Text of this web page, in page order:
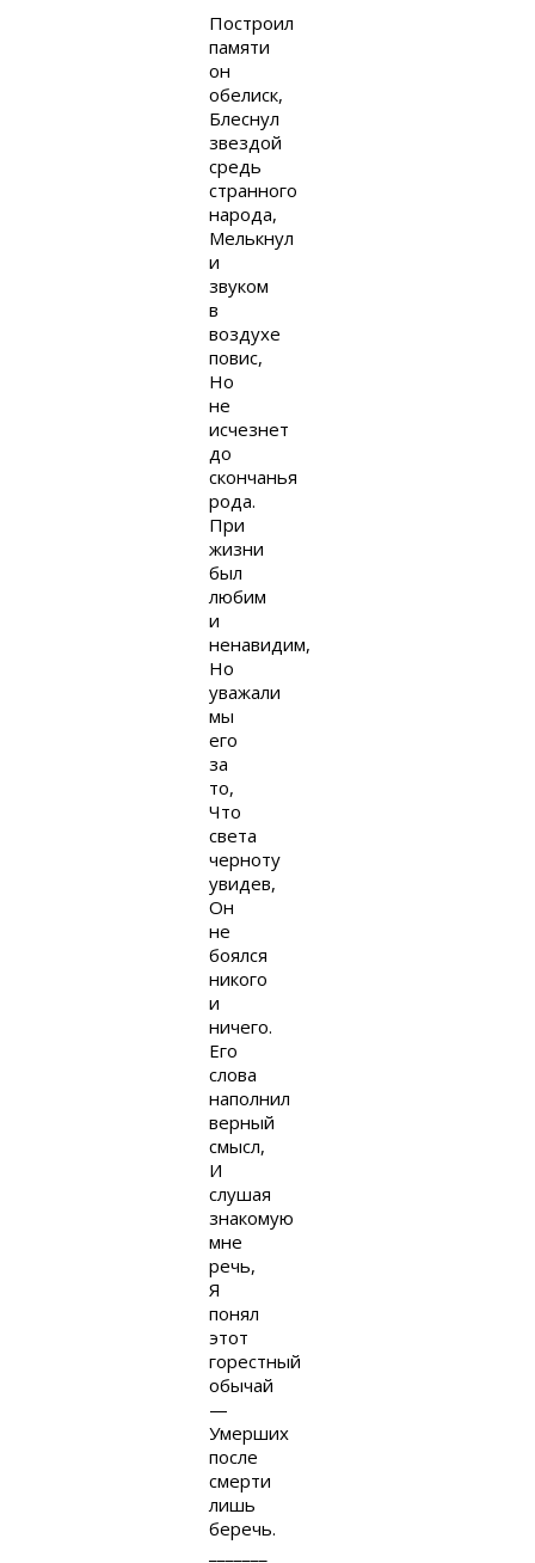
Построил
памяти
он
обелиск,
Блеснул
звездой
средь
странного
народа,
Мелькнул
и
звуком
в
воздухе
повис,
Но
не
исчезнет
до
скончанья
рода.
При
жизни
был
любим
и
ненавидим,
Но
уважали
мы
его
за
то,
Что
света
черноту
увидев,
Он
не
боялся
никого
и
ничего.
Его
слова
наполнил
верный
смысл,
И
слушая
знакомую
мне
речь,
Я
понял
этот
горестный
обычай
—
Умерших
после
смерти
лишь
беречь.